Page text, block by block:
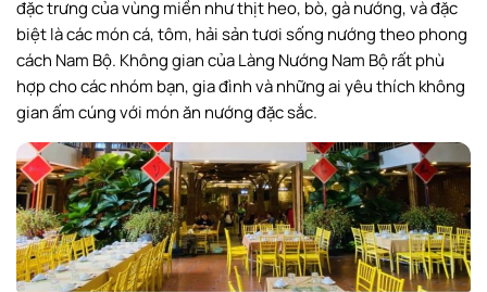
đặc trưng của vùng miền như thịt heo, bò, gà nướng, và đặc
biệt là các món cá, tôm, hải sản tươi sống nướng theo phong
cách Nam Bộ. Không gian của Làng Nướng Nam Bộ rất phù
hợp cho các nhóm bạn, gia đình và những ai yêu thích không
gian ấm cúng với món ăn nướng đặc sắc.